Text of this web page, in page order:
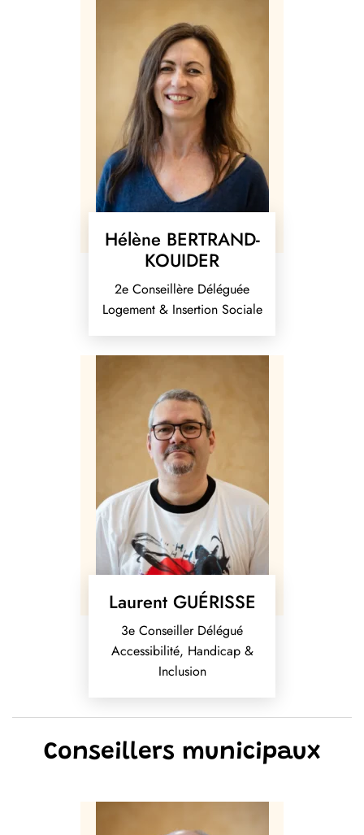
Hélène BERTRAND-
KOUIDER
2e Conseillère Déléguée
Logement & Insertion Sociale
Laurent GUÉRISSE
3e Conseiller Délégué
Accessibilité, Handicap &
Inclusion
Conseillers municipaux